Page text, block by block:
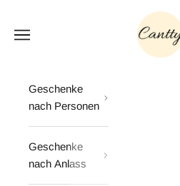
Cantty
Menü
Geschenke
nach Personen
Geschenke
nach Anlass